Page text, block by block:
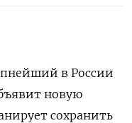
в России
новую
сохранить